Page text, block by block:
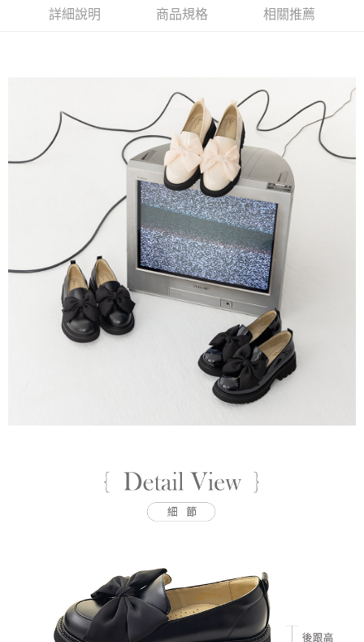
醒簡訊。
用戶於交易時，得透過本服務購買商品或服務，並由商店將買賣／分期付款
買賣價金債權讓與本公司後，依約使用本公司帳單繳交帳款。
2.基於同意付款使用「大哥付你分期」之契約關係目的，商店將以您的個人
資料（包含姓名、電話或地址）提供予台灣大哥大進項蒐集、處理及利用，
由本公司與您本人進行分期帳單所需資料之確認、核對及更正。
3.完整用戶服務條款，請詳閱以下連結：https://oppay.tw/userRule
１．於結帳方式選擇「AFTEE先享後付」後，將跳轉至「AFTEE先享後付」
※ 請注意：結帳手續完成當下不需立刻繳費，但若您需要取消訂單，請聯絡
購買商品的店家。未經商家同意取消之訂單仍視為有效，需透過AFTEE先享
後付繳納相關費用。
※ 交易是否成功請以「AFTEE先享後付 」之結帳頁面顯示為準，若有關於
是否繳費成功／繳費後需取消欲退款等相關疑問，請聯繫「AFTEE先享後付
客戶支援中心」
https://netprotections.freshdesk.com/support/home
１．透過由恩沛科技股份有限公司提供之「AFTEE先享後付」服務完成之交
易，需依本服務之必要範圍內提供個人資料，並將交易相關給付款項請求債
權轉讓予恩沛科技股份有限公司。
２．關於個人資料處理事宜，請瀏覽以下網址：
https://aftee.tw/terms/#terms3
３．未成年的使用者請事先徵得法定代理人或監護人之同意方可使用
「AFTEE先享後付」，若未經同意申辦者引起之損失，本公司不負相關責
４．使用「AFTEE先享後付」時，將依據個別帳號之用戶狀況，依本公司即
時審查核予不同之上限額度；若仍有額度不足之情形，本公司將視審查結果
５．嚴禁一人註冊多個帳號或使用他人資訊註冊。若發現惡意使用之情形，
恩沛科技股份有限公司將有權停止該用戶之使用額度並採取法律行動。
全家付款取貨
7-11付款取貨
每筆NT$80，滿NT$799(含以上)免運費
付款後7-11取貨
每筆NT$80，滿NT$799(含以上)免運費
每筆NT$80，滿NT$799(含以上)免運費
離島黑貓宅配
每筆NT$200
付款後門市自取
詳細說明 商品規格 相關推薦